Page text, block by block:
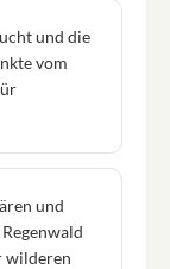
und die
vom
und
wilderen